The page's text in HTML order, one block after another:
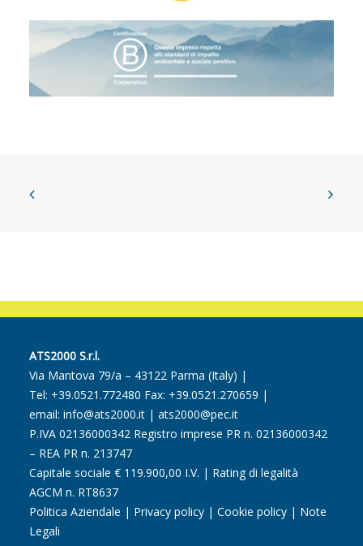
ATS2000 S.r.l.
Via Mantova 79/a – 43122 Parma (Italy) |
Tel: +39.0521.772480 Fax: +39.0521.270659 |
email: info@ats2000.it | ats2000@pec.it
P.IVA 02136000342 Registro imprese PR n. 02136000342
– REA PR n. 213747
Capitale sociale € 119.900,00 I.V. | Rating di legalità
AGCM n. RT8637
Politica Aziendale | Privacy policy | Cookie policy | Note
Legali